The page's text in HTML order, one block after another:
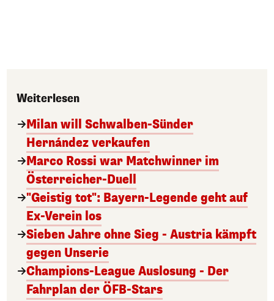
Weiterlesen
Milan will Schwalben-Sünder
Hernández verkaufen
Marco Rossi war Matchwinner im
Österreicher-Duell
"Geistig tot": Bayern-Legende geht auf
Ex-Verein los
Sieben Jahre ohne Sieg - Austria kämpft
gegen Unserie
Champions-League Auslosung - Der
Fahrplan der ÖFB-Stars